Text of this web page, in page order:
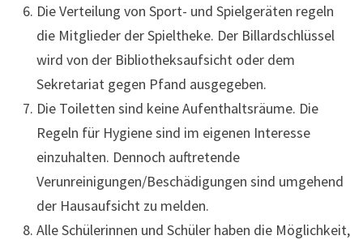
Die Verteilung von Sport- und Spielgeräten regeln
die Mitglieder der Spieltheke. Der Billardschlüssel
wird von der Bibliotheksaufsicht oder dem
Sekretariat gegen Pfand ausgegeben.
Die Toiletten sind keine Aufenthaltsräume. Die
Regeln für Hygiene sind im eigenen Interesse
einzuhalten. Dennoch auftretende
Verunreinigungen/Beschädigungen sind umgehend
der Hausaufsicht zu melden.
Alle Schülerinnen und Schüler haben die Möglichkeit,